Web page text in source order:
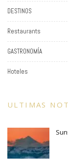
DESTINOS
Restaurants
GASTRONOMÍA
Hoteles
ULTIMAS